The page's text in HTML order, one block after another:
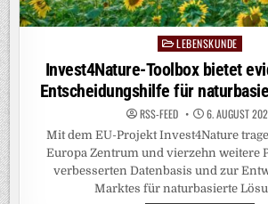
PostedLEBENSKUNDE
Invest4Nature-Toolbox bietet
Entscheidungshilfe für
RSS-FEED 6. AUGUST
Mit dem EU-Projekt Invest4Nature
Europa Zentrum und vierzehn weitere
verbesserten Datenbasis und zur
Marktes für naturbasierte